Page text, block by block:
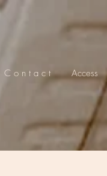
C o n t a c t Access